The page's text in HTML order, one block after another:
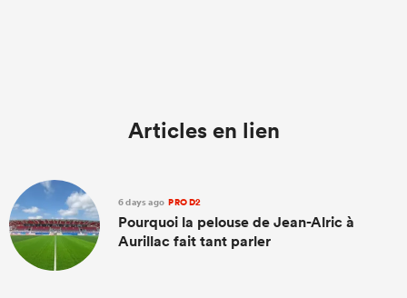
Articles en lien
6 days ago PRO D2
Pourquoi la pelouse de Jean-Alric à
Aurillac fait tant parler